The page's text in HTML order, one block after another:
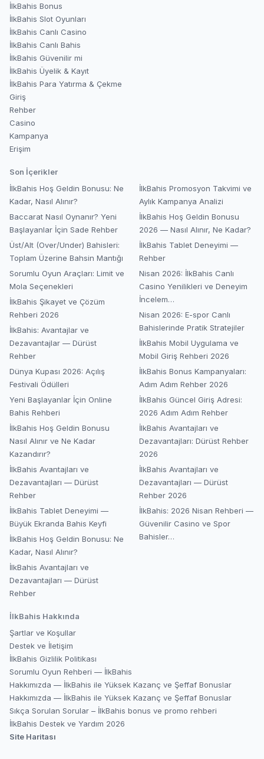
İlkBahis Bonus
İlkBahis Slot Oyunları
İlkBahis Canlı Casino
İlkBahis Canlı Bahis
İlkBahis Güvenilir mi
İlkBahis Üyelik & Kayıt
İlkBahis Para Yatırma & Çekme
Giriş
Rehber
Casino
Kampanya
Erişim
Son İçerikler
İlkBahis Hoş Geldin Bonusu: Ne
Kadar, Nasıl Alınır?
Baccarat Nasıl Oynanır? Yeni
Başlayanlar İçin Sade Rehber
Üst/Alt (Over/Under) Bahisleri:
Toplam Üzerine Bahsin Mantığı
Sorumlu Oyun Araçları: Limit ve
Mola Seçenekleri
İlkBahis Şikayet ve Çözüm
Rehberi 2026
İlkBahis: Avantajlar ve
Dezavantajlar — Dürüst
Rehber
Dünya Kupası 2026: Açılış
Festivali Ödülleri
Yeni Başlayanlar İçin Online
Bahis Rehberi
İlkBahis Hoş Geldin Bonusu
Nasıl Alınır ve Ne Kadar
Kazandırır?
İlkBahis Avantajları ve
Dezavantajları — Dürüst
Rehber
İlkBahis Tablet Deneyimi —
Büyük Ekranda Bahis Keyfi
İlkBahis Hoş Geldin Bonusu: Ne
Kadar, Nasıl Alınır?
İlkBahis Avantajları ve
Dezavantajları — Dürüst
Rehber
İlkBahis Promosyon Takvimi ve
Aylık Kampanya Analizi
İlkBahis Hoş Geldin Bonusu
2026 — Nasıl Alınır, Ne Kadar?
İlkBahis Tablet Deneyimi —
Rehber
Nisan 2026: İlkBahis Canlı
Casino Yenilikleri ve Deneyim
İncelem…
Nisan 2026: E-spor Canlı
Bahislerinde Pratik Stratejiler
İlkBahis Mobil Uygulama ve
Mobil Giriş Rehberi 2026
İlkBahis Bonus Kampanyaları:
Adım Adım Rehber 2026
İlkBahis Güncel Giriş Adresi:
2026 Adım Adım Rehber
İlkBahis Avantajları ve
Dezavantajları: Dürüst Rehber
2026
İlkBahis Avantajları ve
Dezavantajları — Dürüst
Rehber 2026
İlkBahis: 2026 Nisan Rehberi —
Güvenilir Casino ve Spor
Bahisler…
İlkBahis Hakkında
Şartlar ve Koşullar
Destek ve İletişim
İlkBahis Gizlilik Politikası
Sorumlu Oyun Rehberi — İlkBahis
Hakkımızda — İlkBahis ile Yüksek Kazanç ve Şeffaf Bonuslar
Hakkımızda — İlkBahis ile Yüksek Kazanç ve Şeffaf Bonuslar
Sıkça Sorulan Sorular – İlkBahis bonus ve promo rehberi
İlkBahis Destek ve Yardım 2026
Site Haritası